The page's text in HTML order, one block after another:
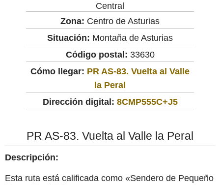
Central
Zona: Centro de Asturias
Situación: Montaña de Asturias
Código postal: 33630
Cómo llegar: PR AS-83. Vuelta al Valle
la Peral
Dirección digital: 8CMP555C+J5
PR AS-83. Vuelta al Valle la Peral
Descripción:
Esta ruta está calificada como «Sendero de Pequeño